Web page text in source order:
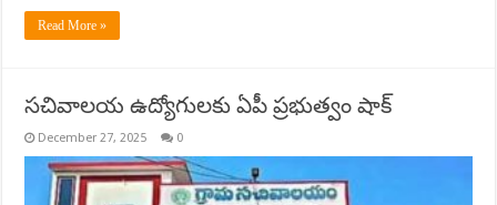
Read More »
సచివాలయ ఉద్యోగులకు ఏపీ ప్రభుత్వం షాక్
December 27, 2025 0